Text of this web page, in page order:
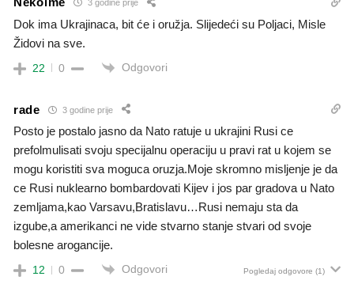
3 godine prije
Dok ima Ukrajinaca, bit će i oružja. Slijedeći su Poljaci, Misle
Židovi na sve.
22 0 Odgovori
rade 3 godine prije
Posto je postalo jasno da Nato ratuje u ukrajini Rusi ce
prefolmulisati svoju specijalnu operaciju u pravi rat u kojem se
mogu koristiti sva moguca oruzja.Moje skromno misljenje je da
ce Rusi nuklearno bombardovati Kijev i jos par gradova u Nato
zemljama,kao Varsavu,Bratislavu…Rusi nemaju sta da
izgube,a amerikanci ne vide stvarno stanje stvari od svoje
bolesne arogancije.
12 0 Odgovori Pogledaj odgovore (1)